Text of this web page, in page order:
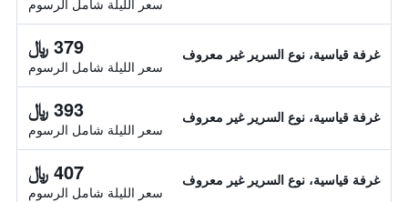
سعر الليلة شامل الرسوم
غرفة قياسية، نوع السرير غير معروف 379 ﷼
سعر الليلة شامل الرسوم
غرفة قياسية، نوع السرير غير معروف 393 ﷼
سعر الليلة شامل الرسوم
غرفة قياسية، نوع السرير غير معروف 407 ﷼
سعر الليلة شامل الرسوم